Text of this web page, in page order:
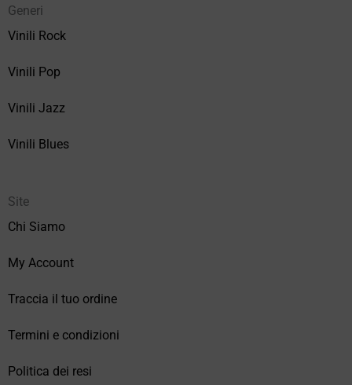
Generi
Vinili Rock
Vinili Pop
Vinili Jazz
Vinili Blues
Site
Chi Siamo
My Account
Traccia il tuo ordine
Termini e condizioni
Politica dei resi